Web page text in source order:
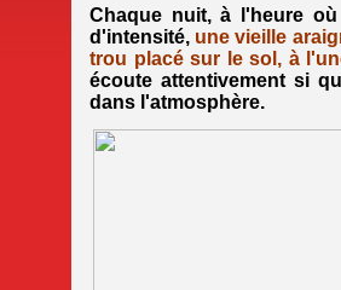
Chaque nuit, à l'heure
d'intensité, une vieille
trou placé sur le sol, à
écoute attentivement si
dans l'atmosphère.